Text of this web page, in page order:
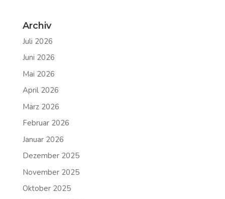
Archiv
Juli 2026
Juni 2026
Mai 2026
April 2026
März 2026
Februar 2026
Januar 2026
Dezember 2025
November 2025
Oktober 2025